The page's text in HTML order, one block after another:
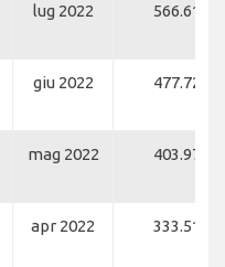
lug 2022 566.618
giu 2022 477.725
mag 2022 403.977
apr 2022 333.513